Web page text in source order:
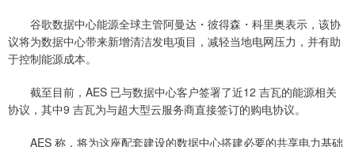
谷歌数据中心能源全球主管阿曼达・彼得森・科里奥表示，该协
议将为数据中心带来新增清洁发电项目，减轻当地电网压力，并有助
于控制能源成本。
截至目前，AES 已与数据中心客户签署了近12 吉瓦的能源相关
协议，其中9 吉瓦为与超大型云服务商直接签订的购电协议。
AES 称，将为这座配套建设的数据中心搭建必要的共享电力基础